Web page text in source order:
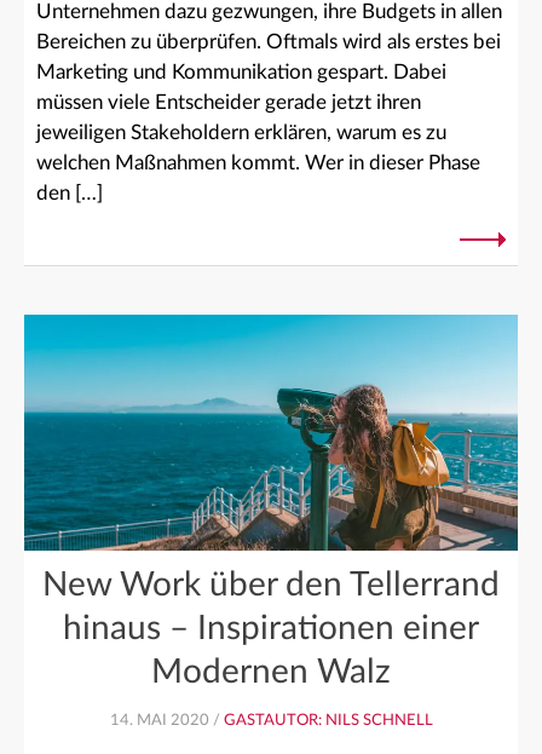
Unternehmen dazu gezwungen, ihre Budgets in allen
Bereichen zu überprüfen. Oftmals wird als erstes bei
Marketing und Kommunikation gespart. Dabei
müssen viele Entscheider gerade jetzt ihren
jeweiligen Stakeholdern erklären, warum es zu
welchen Maßnahmen kommt. Wer in dieser Phase
den […]
New Work über den Tellerrand
hinaus – Inspirationen einer
Modernen Walz
14. MAI 2020 / GASTAUTOR: NILS SCHNELL